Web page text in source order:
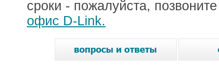
сроки - пожалуйста,
офис D-Link.